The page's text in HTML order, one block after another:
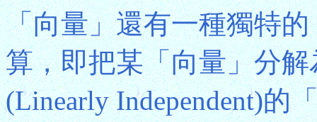
「向量」還有一種獨特的
算，即把某「向量」分
(Linearly Independent)的